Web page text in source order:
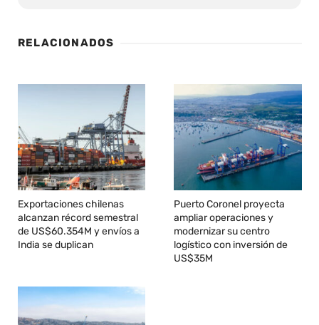
RELACIONADOS
Exportaciones chilenas
alcanzan récord semestral
de US$60.354M y envíos a
India se duplican
Puerto Coronel proyecta
ampliar operaciones y
modernizar su centro
logístico con inversión de
US$35M